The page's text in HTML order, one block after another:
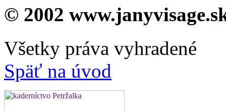
© 2002
Všetky práva vyhradené
Späť na úvod